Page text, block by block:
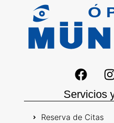
Servicios
Reserva de Citas